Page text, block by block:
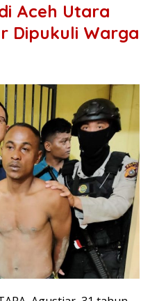
Aceh Utara
Dipukuli Warga